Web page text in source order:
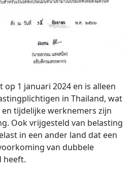
1 januari 2024 en is alleen
in Thailand, wat
tijdelijke werknemers zijn
Ook vrijgesteld van belasting
in een ander land dat een
van dubbele
heeft.